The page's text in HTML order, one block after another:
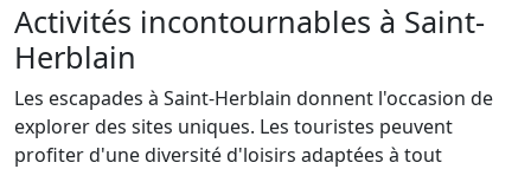
Activités incontournables à Saint-
Herblain
Les escapades à Saint-Herblain donnent l'occasion de
explorer des sites uniques. Les touristes peuvent
profiter d'une diversité d'loisirs adaptées à tout